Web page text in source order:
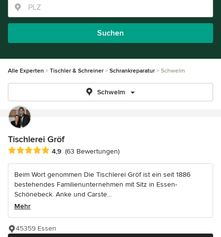
Suchen
Alle Experten Tischler & Schreiner Schrankreparatur Schwelm
Schwelm
Tischlerei Gröf
Durchschnittliche Bewertung: 4.9 von 5 Sternen
4,9 (63 Bewertungen)
Beim Wort genommen Die Tischlerei Gröf ist ein seit 1886
bestehendes Familienunternehmen mit Sitz in Essen-
Schönebeck. Anke und Carste...
Mehr
45359 Essen